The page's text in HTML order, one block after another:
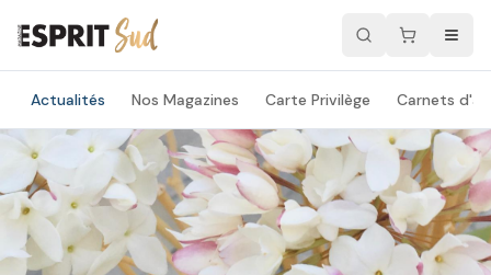
Actualités Nos Magazines Carte Privilège Carnets